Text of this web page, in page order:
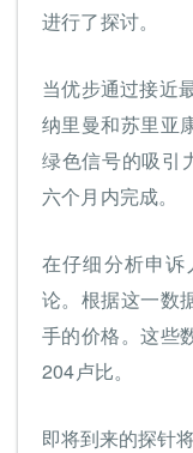
进行了探讨。
当优步通过接近
纳里曼和苏里亚
绿色信号的吸引
六个月内完成。
在仔细分析申
论。根据这一数
手的价格。这些
204卢比。
即将到来的探针